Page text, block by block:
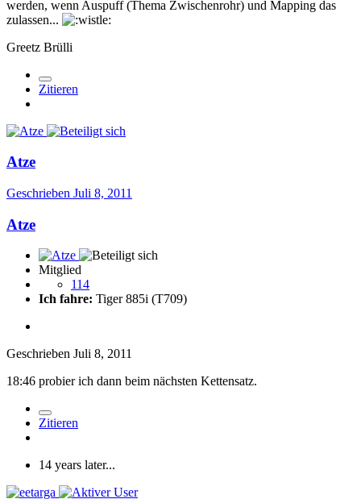
werden, wenn Auspuff (Thema Zwischenrohr) und Mapping das
zulassen...
Greetz Brülli
Zitieren
Atze
Geschrieben Juli 8, 2011
Atze
Mitglied
114
Ich fahre: Tiger 885i (T709)
Geschrieben Juli 8, 2011
18:46 probier ich dann beim nächsten Kettensatz.
Zitieren
14 years later...